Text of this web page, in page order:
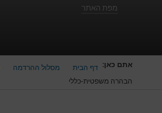
מפת האתר
אתם כאן: דף הבית מסלול ההרדמה
הבהרה משפטית-כללי